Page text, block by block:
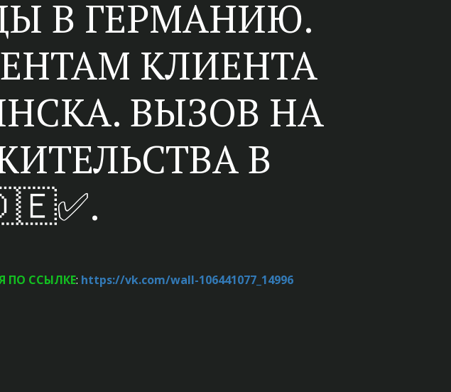
В ГЕРМАНИЮ.
КЛИЕНТА
ВЫЗОВ НА
В
ПО ССЫЛКЕ: https://vk.com/wall-106441077_14996